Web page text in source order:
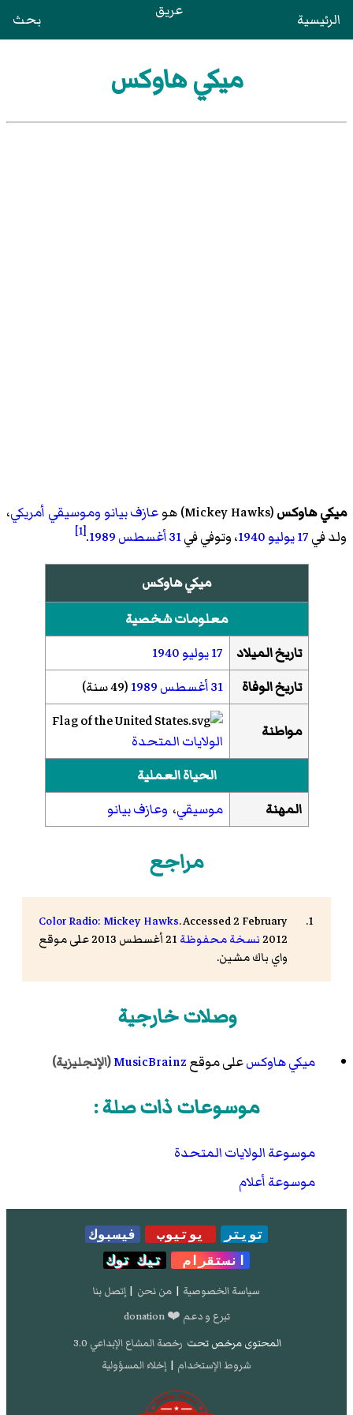
الرئيسية عريق بحث
ميكي هاوكس
ميكي هاوكس(
Mickey Hawks)‏ هوعازف بيانو وموسيقي أمريكي،
ولد في17 يوليو 1940، وتوفي في31 أغسطس 1989
.
[1]
ميكي هاوكس
معلومات شخصية
تاريخ الميلاد
17 يوليو
1940
تاريخ الوفاة
31 أغسطس 1989(49 سنة)
مواطنة
الولايات المتحدة
الحياة العملية
المهنة
موسيقي، وعازف بيانو
مراجع
Color Radio: Mickey Hawks. Accessed 2 February
2012نسخة محفوظة
21 أغسطس 2013 على موقع
واي باك مشين.
وصلات خارجية
ميكي هاوكسعلى موقعMusicBrainz(الإنجليزية)
موسوعات ذات صلة :
موسوعة الولايات المتحدة
موسوعة أعلام
تويتر يوتيوب
فيسبوك
انستقرام
تيك توك
سياسة الخصوصية | من نحن | إتصل بنا
تبرع و دعم ❤️ donation
المحتوى مرخص تحت رخصة المشاع الإبداعي 3.0
شروط الإستخدام | إخلاء المسؤولية